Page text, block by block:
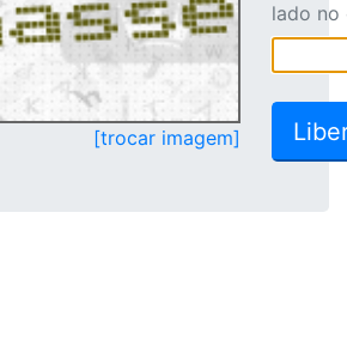
[trocar imagem]
lado no